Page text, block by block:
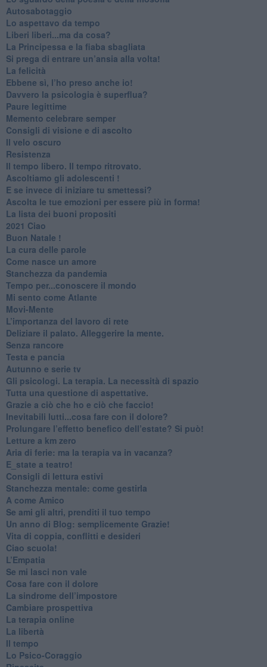
Autosabotaggio
​Lo aspettavo da tempo
​Liberi liberi...ma da cosa?
​La Principessa e la fiaba sbagliata
Si prega di entrare un’ansia alla volta!
​La felicità
​Ebbene sì, l’ho preso anche io!
​Davvero la psicologia è superflua?
Paure legittime
​Memento celebrare semper
​Consigli di visione e di ascolto
​Il velo oscuro
Resistenza
​Il tempo libero. Il tempo ritrovato.
Ascoltiamo gli adolescenti !
​E se invece di iniziare tu smettessi?
​Ascolta le tue emozioni per essere più in forma!
​La lista dei buoni propositi
2021 Ciao
Buon Natale !
​La cura delle parole
​Come nasce un amore
Stanchezza da pandemia
​Tempo per...conoscere il mondo
​Mi sento come Atlante
​Movi-Mente
​L’importanza del lavoro di rete
​Deliziare il palato. Alleggerire la mente.
​Senza rancore
​Testa e pancia
​Autunno e serie tv
​Gli psicologi. La terapia. La necessità di spazio
​Tutta una questione di aspettative.
​Grazie a ciò che ho e ciò che faccio!
​Inevitabili lutti...cosa fare con il dolore?
Prolungare l’effetto benefico dell’estate? Si può!
​Letture a km zero
​Aria di ferie: ma la terapia va in vacanza?
​E_state a teatro!
​Consigli di lettura estivi
​Stanchezza mentale: come gestirla
​A come Amico
​Se ami gli altri, prenditi il tuo tempo
​Un anno di Blog: semplicemente Grazie!
​Vita di coppia, conflitti e desideri
​Ciao scuola!
​L’Empatia
​Se mi lasci non vale
Cosa fare con il dolore
​La sindrome dell’impostore
​Cambiare prospettiva
La terapia online
La libertà
​Il tempo
​Lo Psico-Coraggio